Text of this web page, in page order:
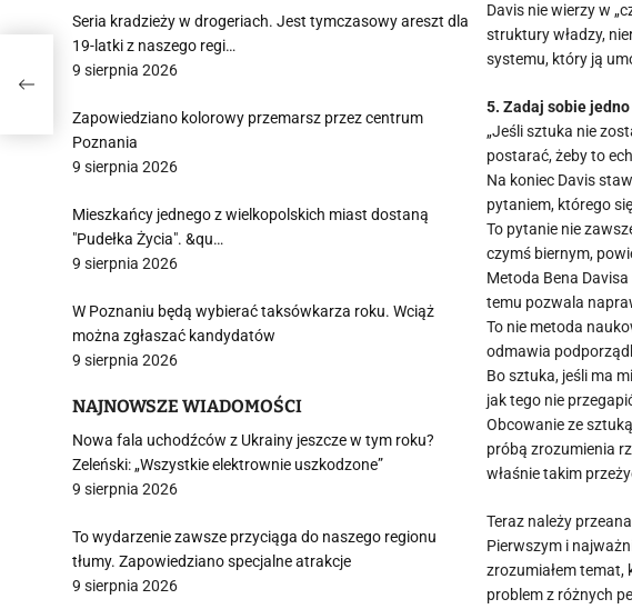
Davis nie wierzy w
struktury władzy,
systemu, który ją
5. Zadaj sobie
„Jeśli sztuka nie
postarać, żeby to
Na koniec Davis
pytaniem, którego
To pytanie nie
czymś biernym,
Metoda Bena
temu pozwala
To nie metoda
odmawia
Bo sztuka, jeśli ma
jak tego nie
Obcowanie ze
próbą zrozumienia
właśnie takim
Teraz należy
Pierwszym i
zrozumiałem temat,
problem z różnych
Seria kradzieży w drogeriach. Jest tymczasowy areszt dla
19-latki z naszego regi…
9 sierpnia 2026
Zapowiedziano kolorowy przemarsz przez centrum
Poznania
9 sierpnia 2026
Mieszkańcy jednego z wielkopolskich miast dostaną
"Pudełka Życia". &qu…
9 sierpnia 2026
W Poznaniu będą wybierać taksówkarza roku. Wciąż
można zgłaszać kandydatów
9 sierpnia 2026
NAJNOWSZE WIADOMOŚCI
Nowa fala uchodźców z Ukrainy jeszcze w tym roku?
Zeleński: „Wszystkie elektrownie uszkodzone”
9 sierpnia 2026
To wydarzenie zawsze przyciąga do naszego regionu
tłumy. Zapowiedziano specjalne atrakcje
9 sierpnia 2026